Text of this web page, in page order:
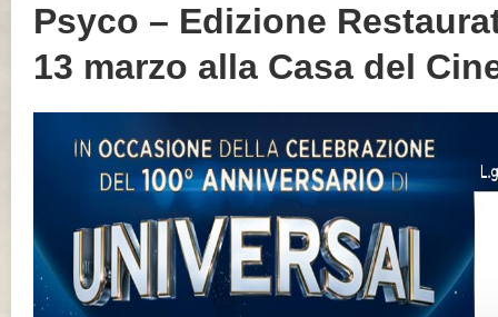
Psyco – Edizione
13 marzo alla Casa del